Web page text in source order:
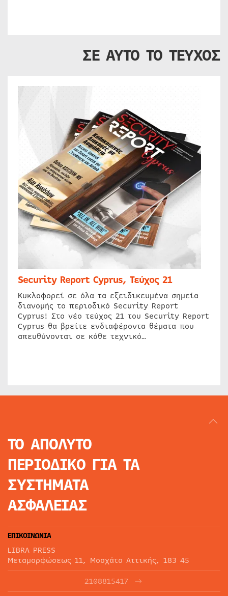
ΣΕ ΑΥΤΟ ΤΟ ΤΕΥΧΟΣ
Security Report Cyprus, Τεύχος 21
Κυκλοφορεί σε όλα τα εξειδικευμένα σημεία
διανομής το περιοδικό Security Report
Cyprus! Στο νέο τεύχος 21 του Security Report
Cyprus θα βρείτε ενδιαφέροντα θέματα που
απευθύνονται σε κάθε τεχνικό…
ΤΟ ΑΠΟΛΥΤΟ
ΠΕΡΙΟΔΙΚΟ ΓΙΑ ΤΑ
ΣΥΣΤΗΜΑΤΑ
ΑΣΦΑΛΕΙΑΣ
ΕΠΙΚΟΙΝΩΝΙΑ
LIBRA PRESS
Μεταμορφώσεως 11, Μοσχάτο Αττικής, 183 45
2108815417